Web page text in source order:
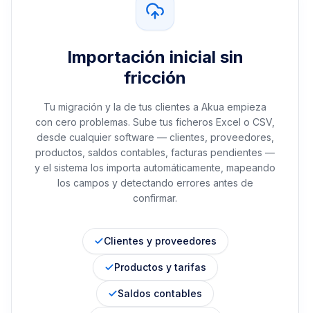
Importación inicial sin
fricción
Tu migración y la de tus clientes a Akua empieza
con cero problemas. Sube tus ficheros Excel o CSV,
desde cualquier software — clientes, proveedores,
productos, saldos contables, facturas pendientes —
y el sistema los importa automáticamente, mapeando
los campos y detectando errores antes de
confirmar.
Clientes y proveedores
Productos y tarifas
Saldos contables